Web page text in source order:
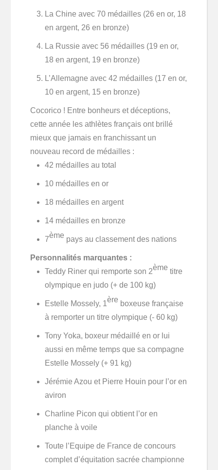
La Chine avec 70 médailles (26 en or, 18
en argent, 26 en bronze)
La Russie avec 56 médailles (19 en or,
18 en argent, 19 en bronze)
L’Allemagne avec 42 médailles (17 en or,
10 en argent, 15 en bronze)
Cocorico ! Entre bonheurs et déceptions,
cette année les athlètes français ont brillé
mieux que jamais en franchissant un
nouveau record de médailles :
42 médailles au total
10 médailles en or
18 médailles en argent
14 médailles en bronze
7ème pays au classement des nations
Personnalités marquantes :
Teddy Riner qui remporte son 2ème titre
olympique en judo (+ de 100 kg)
Estelle Mossely, 1ère boxeuse française
à remporter un titre olympique (- 60 kg)
Tony Yoka, boxeur médaillé en or lui
aussi en même temps que sa compagne
Estelle Mossely (+ 91 kg)
Jérémie Azou et Pierre Houin pour l’or en
aviron
Charline Picon qui obtient l’or en
planche à voile
Toute l’Equipe de France de concours
complet d’équitation sacrée championne